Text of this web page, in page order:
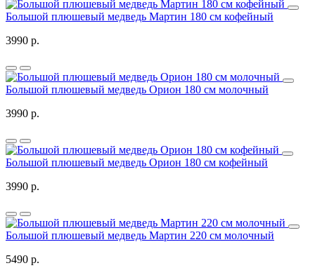
Большой плюшевый медведь Мартин 180 см кофейный
3990 р.
Большой плюшевый медведь Орион 180 см молочный
3990 р.
Большой плюшевый медведь Орион 180 см кофейный
3990 р.
Большой плюшевый медведь Мартин 220 см молочный
5490 р.